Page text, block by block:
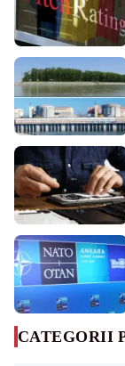
CATEGORII